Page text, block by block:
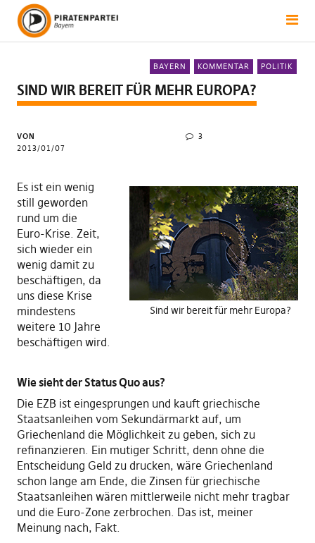
BAYERN KOMMENTAR POLITIK
SIND WIR BEREIT FÜR MEHR EUROPA?
VON
2013/01/07
3
Sind wir bereit für mehr Europa?
Es ist ein wenig
still geworden
rund um die
Euro-Krise. Zeit,
sich wieder ein
wenig damit zu
beschäftigen, da
uns diese Krise
mindestens
weitere 10 Jahre
beschäftigen wird.
Wie sieht der Status Quo aus?
Die EZB ist eingesprungen und kauft griechische
Staatsanleihen vom Sekundärmarkt auf, um
Griechenland die Möglichkeit zu geben, sich zu
refinanzieren. Ein mutiger Schritt, denn ohne die
Entscheidung Geld zu drucken, wäre Griechenland
schon lange am Ende, die Zinsen für griechische
Staatsanleihen wären mittlerweile nicht mehr tragbar
und die Euro-Zone zerbrochen. Das ist, meiner
Meinung nach, Fakt.